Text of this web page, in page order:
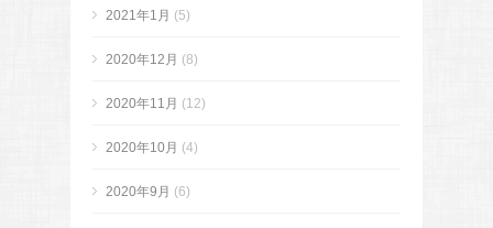
2021年1月 (5)
2020年12月 (8)
2020年11月 (12)
2020年10月 (4)
2020年9月 (6)